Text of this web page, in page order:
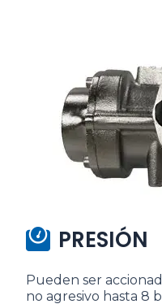
PRESIÓN
Pueden ser
no agresivo hasta 8